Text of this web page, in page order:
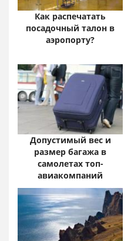
Как распечатать
посадочный талон в
аэропорту?
Допустимый вес и
размер багажа в
самолетах топ-
авиакомпаний